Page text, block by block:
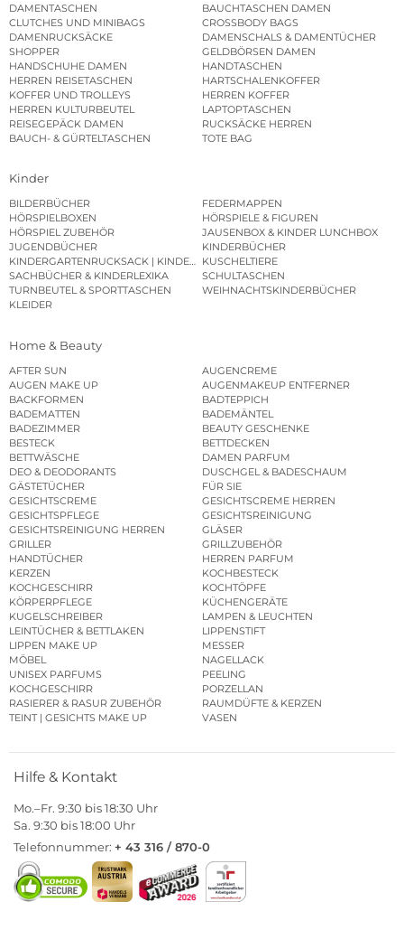
DAMENTASCHEN
BAUCHTASCHEN DAMEN
CLUTCHES UND MINIBAGS
CROSSBODY BAGS
DAMENRUCKSÄCKE
DAMENSCHALS & DAMENTÜCHER
SHOPPER
GELDBÖRSEN DAMEN
HANDSCHUHE DAMEN
HANDTASCHEN
HERREN REISETASCHEN
HARTSCHALENKOFFER
KOFFER UND TROLLEYS
HERREN KOFFER
HERREN KULTURBEUTEL
LAPTOPTASCHEN
REISEGEPÄCK DAMEN
RUCKSÄCKE HERREN
BAUCH- & GÜRTELTASCHEN
TOTE BAG
Kinder
BILDERBÜCHER
FEDERMAPPEN
HÖRSPIELBOXEN
HÖRSPIELE & FIGUREN
HÖRSPIEL ZUBEHÖR
JAUSENBOX & KINDER LUNCHBOX
JUGENDBÜCHER
KINDERBÜCHER
KINDERGARTENRUCKSACK | KINDERGARTENBEUTEL
KUSCHELTIERE
SACHBÜCHER & KINDERLEXIKA
SCHULTASCHEN
TURNBEUTEL & SPORTTASCHEN
WEIHNACHTSKINDERBÜCHER
KLEIDER
Home & Beauty
AFTER SUN
AUGENCREME
AUGEN MAKE UP
AUGENMAKEUP ENTFERNER
BACKFORMEN
BADTEPPICH
BADEMATTEN
BADEMÄNTEL
BADEZIMMER
BEAUTY GESCHENKE
BESTECK
BETTDECKEN
BETTWÄSCHE
DAMEN PARFUM
DEO & DEODORANTS
DUSCHGEL & BADESCHAUM
GÄSTETÜCHER
FÜR SIE
GESICHTSCREME
GESICHTSCREME HERREN
GESICHTSPFLEGE
GESICHTSREINIGUNG
GESICHTSREINIGUNG HERREN
GLÄSER
GRILLER
GRILLZUBEHÖR
HANDTÜCHER
HERREN PARFUM
KERZEN
KOCHBESTECK
KOCHGESCHIRR
KOCHTÖPFE
KÖRPERPFLEGE
KÜCHENGERÄTE
KUGELSCHREIBER
LAMPEN & LEUCHTEN
LEINTÜCHER & BETTLAKEN
LIPPENSTIFT
LIPPEN MAKE UP
MESSER
MÖBEL
NAGELLACK
UNISEX PARFUMS
PEELING
KOCHGESCHIRR
PORZELLAN
RASIERER & RASUR ZUBEHÖR
RAUMDÜFTE & KERZEN
TEINT | GESICHTS MAKE UP
VASEN
Hilfe & Kontakt
Mo.–Fr. 9:30 bis 18:30 Uhr
Sa. 9:30 bis 18:00 Uhr
Telefonnummer: + 43 316 / 870-0